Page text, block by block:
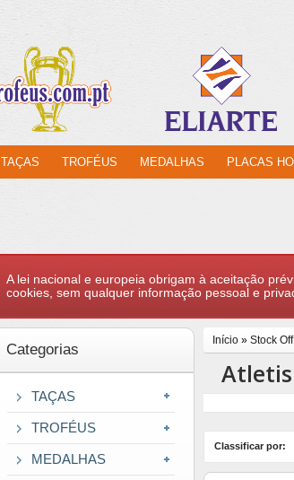
TAÇAS TROFÉUS MEDALHAS PLACAS
A lei nacional e europeia obrigam à aceitação
cookies, sem qualquer informação pessoal e
Categorias
TAÇAS
TROFÉUS
MEDALHAS
Início » Stock Off
Classificar por: